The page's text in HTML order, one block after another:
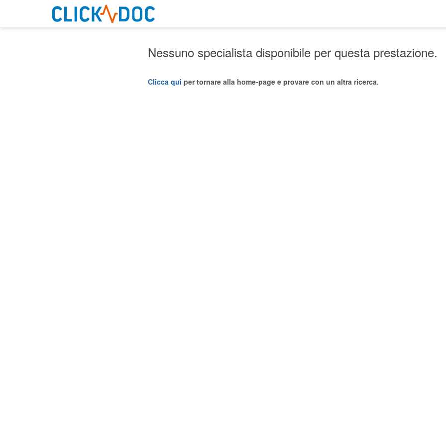
Nessuno specialista disponibile per questa prestazione.
Clicca qui per tornare alla home-page e provare con un altra ricerca.